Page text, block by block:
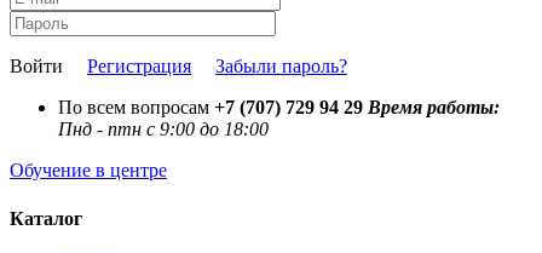
Войти Регистрация
Забыли пароль?
По всем вопросам +7 (707) 729 94 29 Время работы:
Пнд - птн с 9:00 до 18:00
Обучение в центре
Каталог